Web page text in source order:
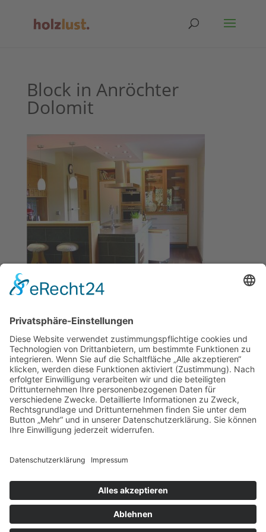
Block in Anröchter
Dolomit
Neueste Kommentare
Archiv
Kategorien
Impressum
Datenschutz
Cookie-Einstellungen